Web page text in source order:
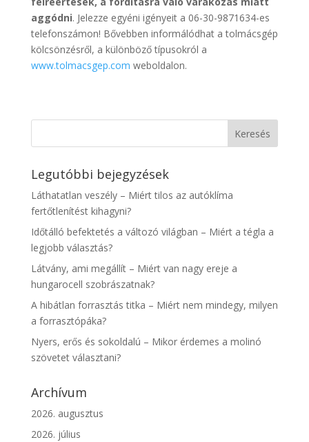
aggódni. Jelezze egyéni igényeit a 06-30-9871634-es
telefonszámon! Bővebben informálódhat a tolmácsgép
kölcsönzésről, a különböző típusokról a
www.tolmacsgep.com weboldalon.
Legutóbbi bejegyzések
Láthatatlan veszély – Miért tilos az autóklíma
fertőtlenítést kihagyni?
Időtálló befektetés a változó világban – Miért a tégla a
legjobb választás?
Látvány, ami megállít – Miért van nagy ereje a
hungarocell szobrászatnak?
A hibátlan forrasztás titka – Miért nem mindegy, milyen
a forrasztópáka?
Nyers, erős és sokoldalú – Mikor érdemes a molinó
szövetet választani?
Archívum
2026. augusztus
2026. július